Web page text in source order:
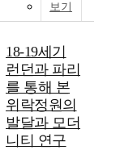
보기
18-19세기
런던과 파리
를 통해 본
위락정원의
발달과 모더
니티 연구